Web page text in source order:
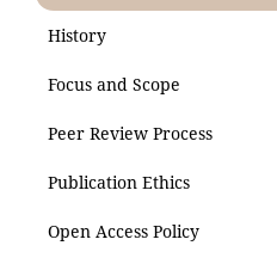
History
Focus and Scope
Peer Review Process
Publication Ethics
Open Access Policy